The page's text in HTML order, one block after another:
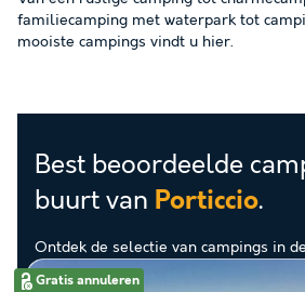
familiecamping met waterpark tot
mooiste campings vindt u hier.
Best beoordeelde
buurt van Porticcio.
Ontdek de selectie van campings in
die door onze klanten als beste zijn
Gratis annuleren